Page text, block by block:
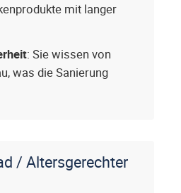
mit langer
: Sie wissen von
was die Sanierung
/ Altersgerechter